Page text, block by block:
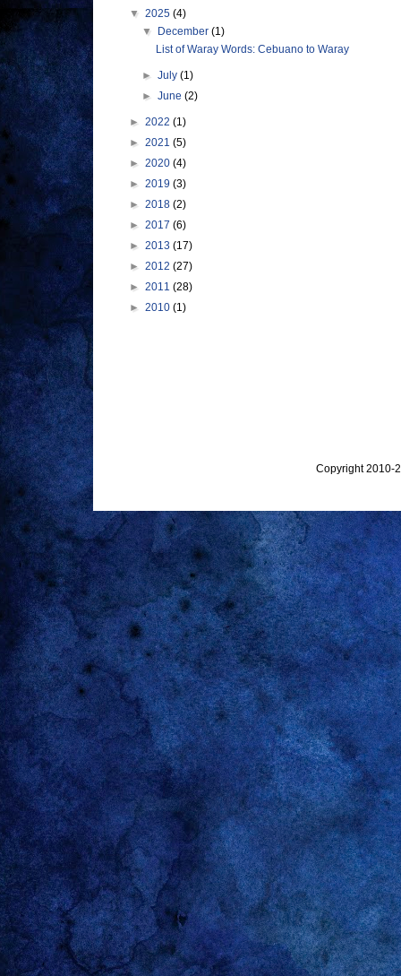
▼ 2025 (4)
▼ December(1)
List of Waray Words: Cebuano to Waray
►July(1)
►June(2)
► 2022 (1)
► 2021 (5)
► 2020 (4)
► 2019 (3)
► 2018 (2)
► 2017 (6)
► 2013 (17)
► 2012 (27)
► 2011 (28)
► 2010 (1)
Copyright 2010-